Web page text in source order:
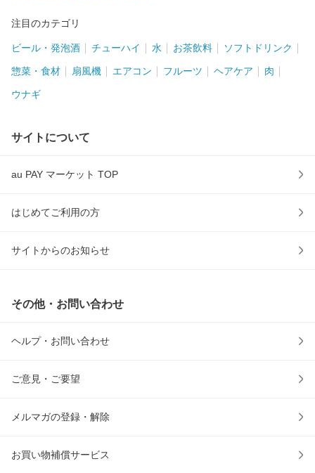
注目のカテゴリ
ビール・発泡酒 チューハイ 水 お茶飲料 ソフトドリンク
惣菜・食材 扇風機 エアコン フルーツ ヘアケア 肉
ウナギ
サイトについて
au PAY マーケット TOP
はじめてご利用の方
サイトからのお知らせ
その他・お問い合わせ
ヘルプ・お問い合わせ
ご意見・ご要望
メルマガの登録・解除
お買い物補償サービス